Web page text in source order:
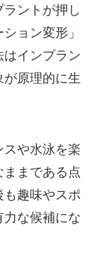
ントが押し
ョン変形」
インプラン
が原理的に生
スや水泳を楽
まである点
趣味やスポ
な候補にな